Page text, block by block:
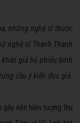
những nghệ sĩ thuộc
nghệ sĩ Thanh Thanh
giả bỏ phiếu bình
cầu ý kiến đọc giả.
gây nên hiện tượng thu